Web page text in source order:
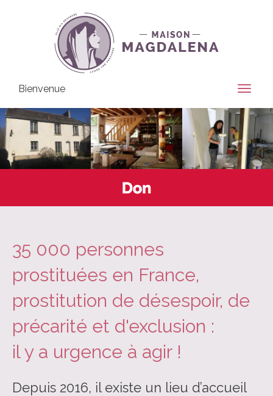
Bienvenue
35 000 personnes
prostituées en France,
prostitution de désespoir, de
précarité et d'exclusion :
il y a urgence à agir !
Depuis 2016, il existe un lieu d’accueil